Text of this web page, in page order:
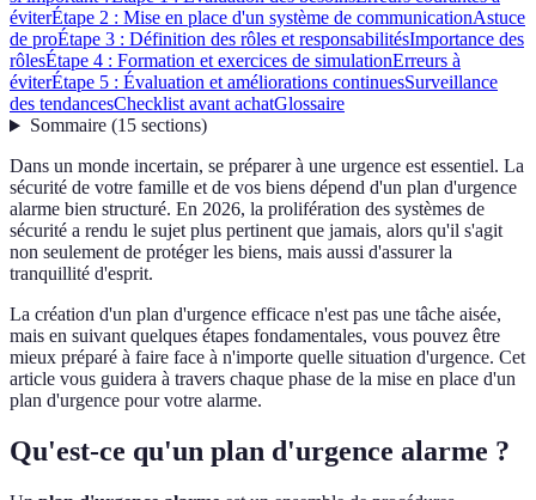
éviterÉtape 2 : Mise en place d'un système de communicationAstuce
de proÉtape 3 : Définition des rôles et responsabilitésImportance des
rôlesÉtape 4 : Formation et exercices de simulationErreurs à
éviterÉtape 5 : Évaluation et améliorations continuesSurveillance
des tendancesChecklist avant achatGlossaire
Sommaire(15 sections)
Dans un monde incertain, se préparer à une urgence est essentiel. La
sécurité de votre famille et de vos biens dépend d'un plan d'urgence
alarme bien structuré. En 2026, la prolifération des systèmes de
sécurité a rendu le sujet plus pertinent que jamais, alors qu'il s'agit
non seulement de protéger les biens, mais aussi d'assurer la
tranquillité d'esprit.
La création d'un plan d'urgence efficace n'est pas une tâche aisée,
mais en suivant quelques étapes fondamentales, vous pouvez être
mieux préparé à faire face à n'importe quelle situation d'urgence. Cet
article vous guidera à travers chaque phase de la mise en place d'un
plan d'urgence pour votre alarme.
Qu'est-ce qu'un plan d'urgence alarme ?